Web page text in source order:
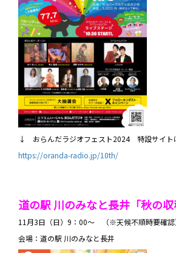
↓ おらんだラジオフェスト2024 特設サイ
https://oranda-radio.jp/10th/
道の駅 川のみなと長井「秋の収
11月3日（日）9：00～ （※天候不順時要確認
会場：道の駅 川のみなと長井